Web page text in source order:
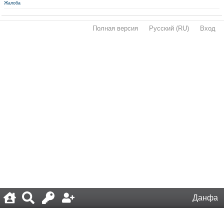
Данфа
Жалоба
Полная версия Русский (RU) Вход